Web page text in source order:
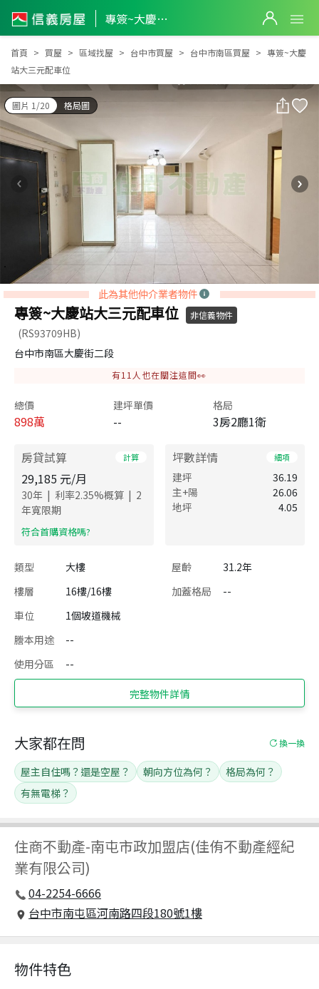
專簽~大慶站大三元配車位
專簽~大慶站大三元配車位
首頁 買屋 區域找屋 台中市買屋 台中市南區買屋
專簽~大慶
站大三元配車位
圖片 1/20 格局圖
此為其他仲介業者物件
專簽~大慶站大三元配車位 非信義物件
(RS93709HB)
台中市南區大慶街二段
有11 人也在關注這間👀
總價
898萬
建坪單價
--
格局
3房2廳1衛
房貸試算 計算
29,185 元/月
30年 | 利率2.35%概算 | 2
年寬限期
​符合首購資格嗎?
坪數詳情 細項
建坪
36.19
主+陽
26.06
地坪
4.05
類型 大樓 屋齡
31.2年
樓層
16樓/16樓 加蓋格局
--
車位
1個坡道機械
謄本用途
--
使用分區
--
完整物件詳情
住商不動產-南屯市政加盟店(佳侑不動產經紀
業有限公司)
04-2254-6666
台中市南屯區河南路四段180號1樓
大家都在問 換一換
屋主自住嗎？還是空屋？ 朝向方位為何？
格局為何？
有無電梯？
物件特色